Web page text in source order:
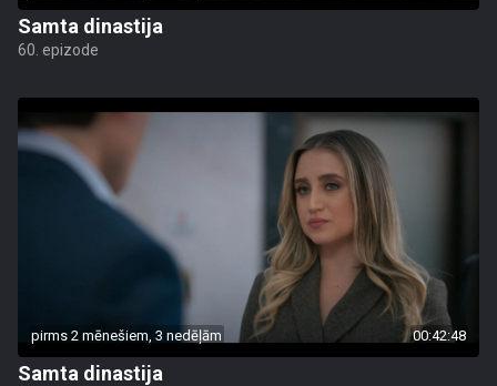
Samta dinastija
60. epizode
pirms 2 mēnešiem, 3 nedēļām 00:42:48
Samta dinastija